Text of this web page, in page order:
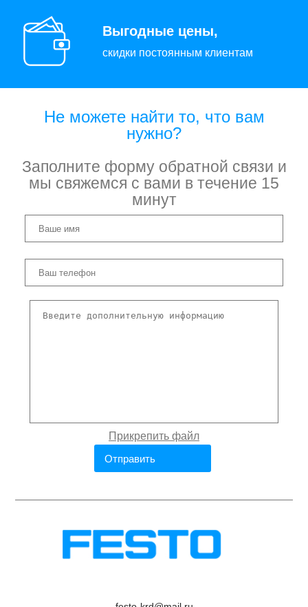
Выгодные цены,
скидки постоянным клиентам
Не можете найти то, что вам
нужно?
Заполните форму обратной связи и
мы свяжемся с вами в течение 15
минут